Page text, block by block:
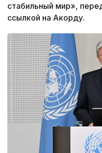
стабильный мир»,
ссылкой на Акорду.